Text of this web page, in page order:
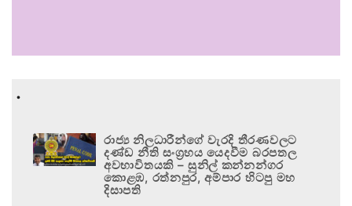
.
රාජ්‍ය නිලධාරීන්ගේ වැරදි තීරණවලට
දණ්ඩ නීති සංග්‍රහය යෙදවීම බරපතල
අවභාවිතයකි – සුනිල් කන්නන්ගර
කොළඹ, රත්නපුර, අම්පාර හිටපු මහ
දිසාපති